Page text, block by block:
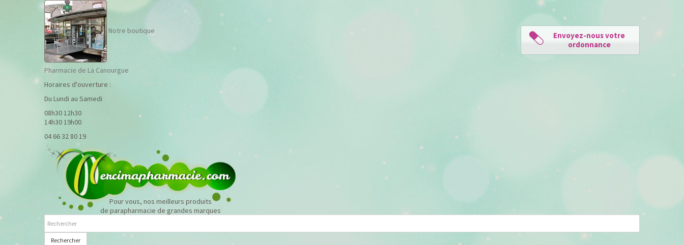
Notre boutique
Pharmacie de La Canourgue
Horaires d'ouverture :
Du Lundi au Samedi
08h30 12h30
14h30 19h00
04 66 32 80 19
Pour vous, nos meilleurs produits
de parapharmacie de grandes marques
Rechercher
Envoyez-nous votre
ordonnance